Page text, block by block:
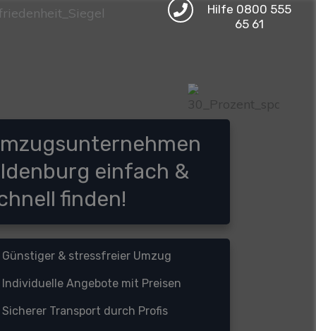
Hilfe 0800 555
65 61
einfach &
finden!
Günstiger & stressfreier Umzug
Individuelle Angebote mit Preisen
Sicherer Transport durch Profis